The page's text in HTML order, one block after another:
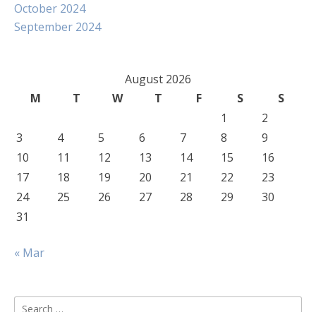
October 2024
September 2024
August 2026
M
T W T F S
S
1
2
3
4 5 6 7 8
9
10
11 12 13 14 15
16
17
18 19 20 21 22
23
24
25 26 27 28 29
30
31
« Mar
Search